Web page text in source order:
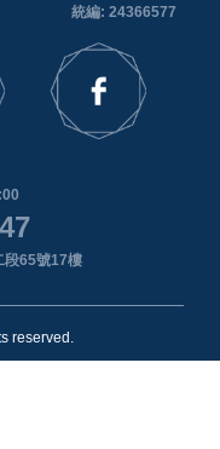
統編: 24366577
段65號17樓
reserved.